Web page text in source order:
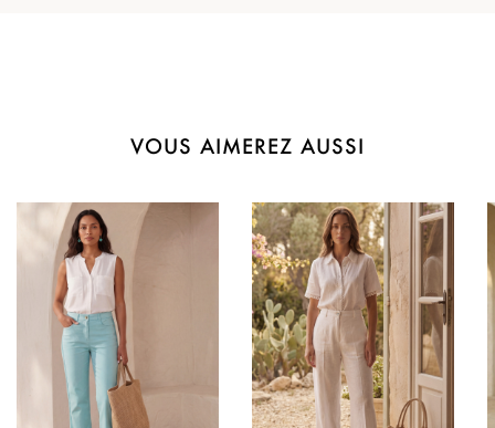
VOUS AIMEREZ AUSSI